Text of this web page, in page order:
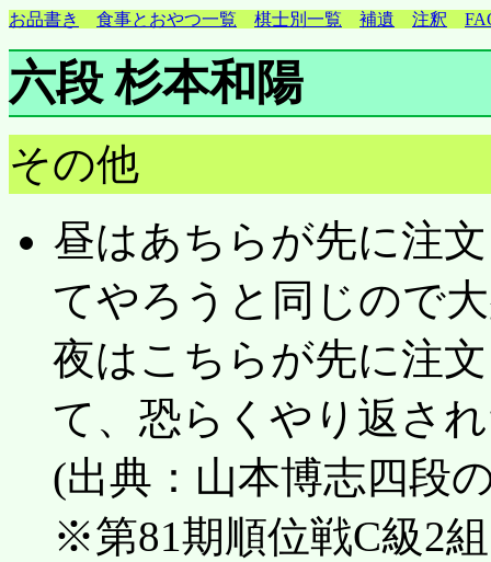
お品書き 食事とおやつ一覧 棋士別一覧 補遺 注釈
六段 杉本和陽
その他
昼はあちらが先に注
てやろうと同じので
夜はこちらが先に注
て、恐らくやり返さ
(出典：山本博志四段
※第81期順位戦C級2